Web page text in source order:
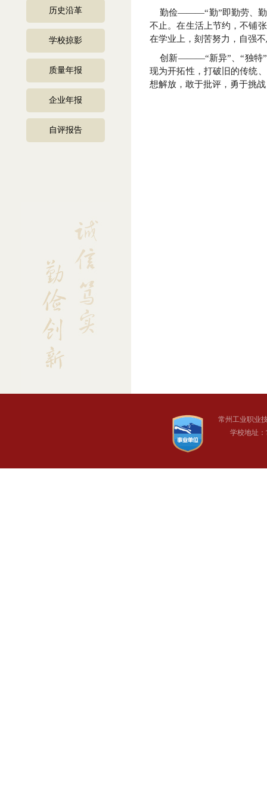
历史沿革
学校掠影
质量年报
企业年报
自评报告
勤俭―――“勤”即勤劳、
不止。在生活上节约，不铺
在学业上，刻苦努力，自强
创新―――“新异”、“独特”
现为开拓性，打破旧的传统
想解放，敢于批评，勇于挑
常州工业职业
学校地址